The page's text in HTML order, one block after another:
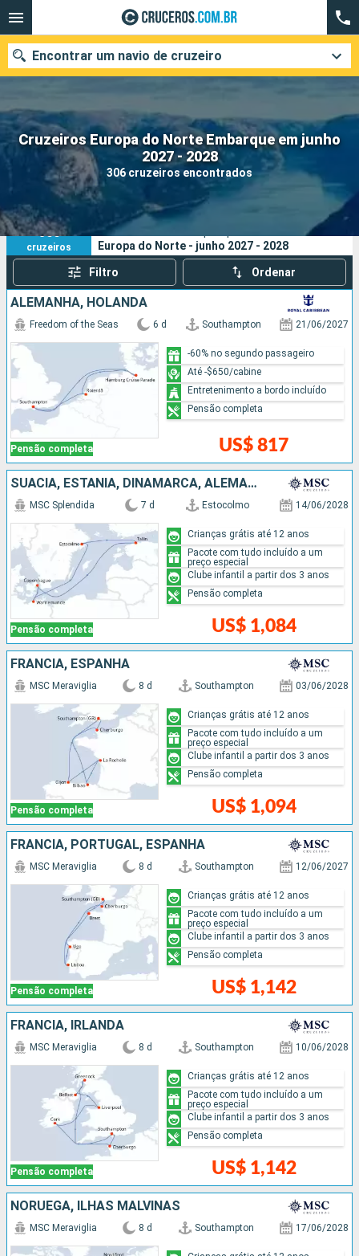
Cruzeiros Europa do Norte Embarque em junho
2027 - 2028
306 cruzeiros encontrados
Encontrar um navio de cruzeiro
Quando ir?
Data de partida
Cidades
Pesquisar
306
cruzeiros
Os seus critérios de pesquisa:
Europa do Norte - junho 2027 - 2028
Filtro Ordenar
ALEMANHA, HOLANDA
Pensão completa
Freedom of the Seas 6 d Southampton 21/06/2027
US$ 817
-60% no segundo passageiro
Até -$650/cabine
Entretenimento a bordo incluído
Pensão completa
SUÃCIA, ESTÃNIA, DINAMARCA, ALEMANHA
Pensão completa
MSC Splendida 7 d Estocolmo 14/06/2028
US$ 1,084
Crianças grátis até 12 anos
Pacote com tudo incluído a um
preço especial
Clube infantil a partir dos 3 anos
Pensão completa
FRANCIA, ESPANHA
Pensão completa
MSC Meraviglia 8 d Southampton 03/06/2028
US$ 1,094
Crianças grátis até 12 anos
Pacote com tudo incluído a um
preço especial
Clube infantil a partir dos 3 anos
Pensão completa
FRANCIA, PORTUGAL, ESPANHA
Pensão completa
MSC Meraviglia 8 d Southampton 12/06/2027
US$ 1,142
Crianças grátis até 12 anos
Pacote com tudo incluído a um
preço especial
Clube infantil a partir dos 3 anos
Pensão completa
FRANCIA, IRLANDA
Pensão completa
MSC Meraviglia 8 d Southampton 10/06/2028
US$ 1,142
Crianças grátis até 12 anos
Pacote com tudo incluído a um
preço especial
Clube infantil a partir dos 3 anos
Pensão completa
NORUEGA, ILHAS MALVINAS
MSC Meraviglia 8 d Southampton 17/06/2028